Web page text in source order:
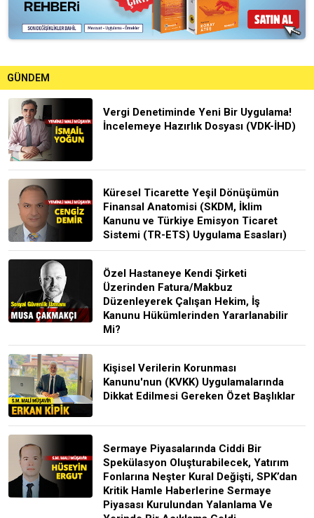
GÜNDEM
Vergi Denetiminde Yeni Bir Uygulama!
İncelemeye Hazırlık Dosyası (VDK-İHD)
Küresel Ticarette Yeşil Dönüşümün
Finansal Anatomisi (SKDM, İklim
Kanunu ve Türkiye Emisyon Ticaret
Sistemi (TR-ETS) Uygulama Esasları)
Özel Hastaneye Kendi Şirketi
Üzerinden Fatura/Makbuz
Düzenleyerek Çalışan Hekim, İş
Kanunu Hükümlerinden Yararlanabilir
Mi?
Kişisel Verilerin Korunması
Kanunu'nun (KVKK) Uygulamalarında
Dikkat Edilmesi Gereken Özet Başlıklar
Sermaye Piyasalarında Ciddi Bir
Spekülasyon Oluşturabilecek, Yatırım
Fonlarına Neşter Kural Değişti, SPK’dan
Kritik Hamle Haberlerine Sermaye
Piyasası Kurulundan Yalanlama Ve